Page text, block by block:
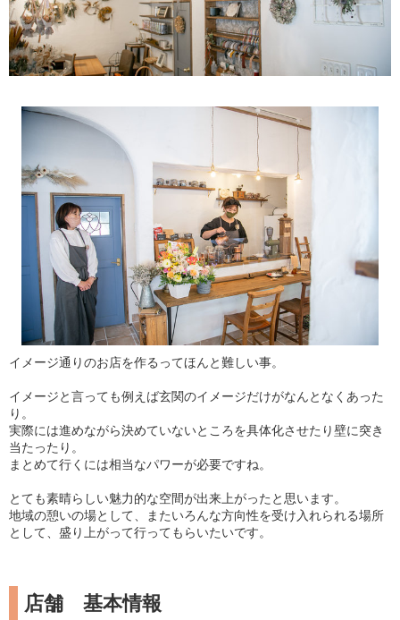
イメージ通りのお店を作るってほんと難しい事。
イメージと言っても例えば玄関のイメージだけがなんとなくあった
り。
実際には進めながら決めていないところを具体化させたり壁に突き
当たったり。
まとめて行くには相当なパワーが必要ですね。
とても素晴らしい魅力的な空間が出来上がったと思います。
地域の憩いの場として、またいろんな方向性を受け入れられる場所
として、盛り上がって行ってもらいたいです。
店舗 基本情報